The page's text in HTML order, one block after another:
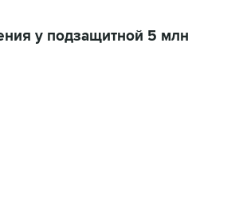
у подзащитной 5 млн